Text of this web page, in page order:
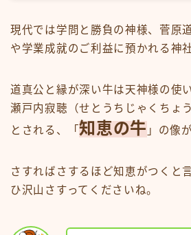
現代では学問と勝負の神様、菅原
や学業成就のご利益に預かれる神
道真公と縁が深い牛は天神様の使
瀬戸内寂聴（せとうちじゃくちょ
とされる、「知恵の牛 」の像
さすればさするほど知恵がつくと
ひ沢山さすってくださいね。